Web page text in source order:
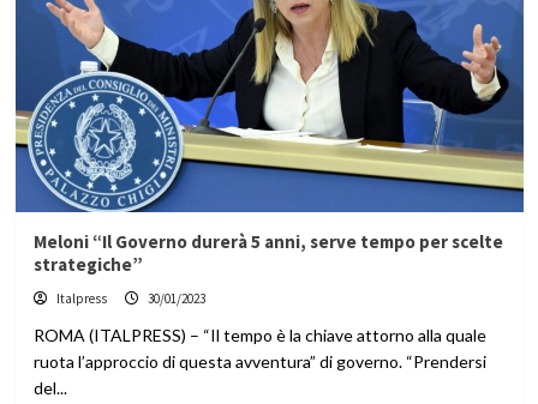
Meloni “Il Governo durerà 5 anni, serve tempo per scelte
strategiche”
Italpress 30/01/2023
ROMA (ITALPRESS) – “Il tempo è la chiave attorno alla quale
ruota l’approccio di questa avventura” di governo. “Prendersi
del...